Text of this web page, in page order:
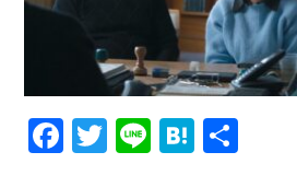
Facebook
TwitterLineHatena